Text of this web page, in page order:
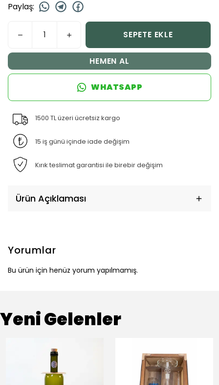
Paylaş:
SEPETE EKLE
HEMEN AL
WHATSAPP
1500 TL üzeri ücretsiz kargo
15 iş günü içinde iade değişim
Kırık teslimat garantisi ile birebir değişim
Ürün Açıklaması
Yorumlar
Bu ürün için henüz yorum yapılmamış.
Yeni Gelenler